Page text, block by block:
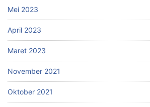
Mei 2023
April 2023
Maret 2023
November 2021
Oktober 2021